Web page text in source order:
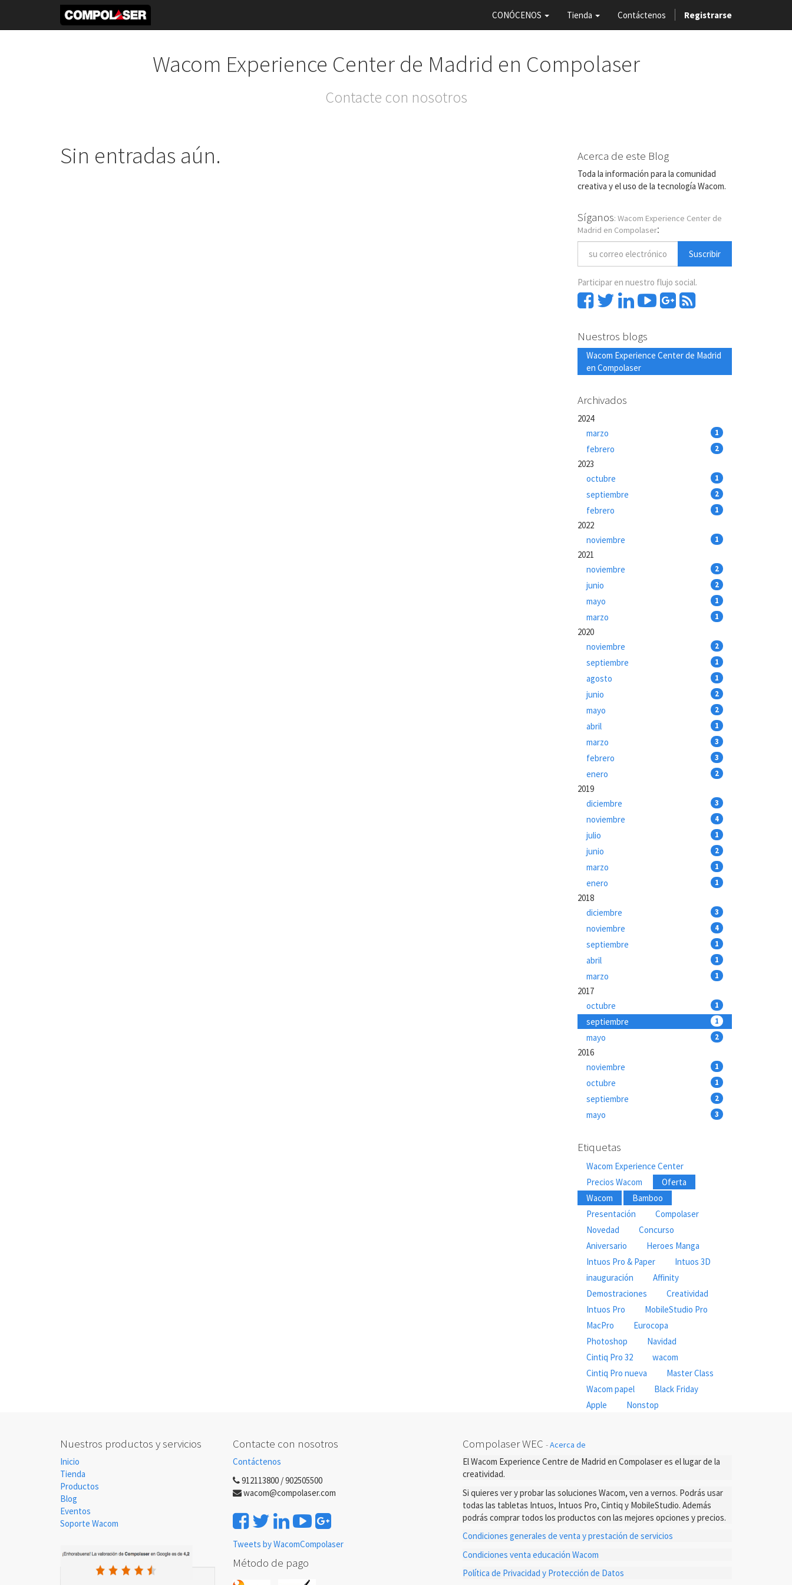
CONÓCENOS Tienda Contáctenos Registrarse
Wacom Experience Center de Madrid en Compolaser
Contacte con nosotros
Sin entradas aún. Acerca de este Blog
Toda la información para la comunidad
creativa y el uso de la tecnología Wacom.
Síganos: Wacom Experience Center de
Madrid en Compolaser:
Suscribir
Participar en nuestro flujo social.
Nuestros blogs
Wacom Experience Center de Madrid
en Compolaser
Archivados
2024
marzo
1
febrero 2
2023
octubre
1
septiembre 2
febrero 1
2022
noviembre
1
2021
noviembre
2
junio 2
mayo 1
marzo 1
2020
noviembre
2
septiembre 1
agosto 1
junio 2
mayo 2
abril 1
marzo 3
febrero 3
enero 2
2019
diciembre
3
noviembre 4
julio 1
junio 2
marzo 1
enero 1
2018
diciembre
3
noviembre 4
septiembre 1
abril 1
marzo 1
2017
octubre
1
septiembre 1
mayo 2
2016
noviembre
1
octubre 1
septiembre 2
mayo 3
Etiquetas
Wacom Experience Center
Precios Wacom
Oferta
Wacom
Bamboo
Presentación
Compolaser
Novedad
Concurso
Aniversario
Heroes Manga
Intuos Pro & Paper
Intuos 3D
inauguración
Affinity
Demostraciones
Creatividad
Intuos Pro
MobileStudio Pro
MacPro
Eurocopa
Photoshop
Navidad
Cintiq Pro 32
wacom
Cintiq Pro nueva
Master Class
Wacom papel
Black Friday
Apple
Nonstop
Nuestros productos y servicios
Inicio
Tienda
Productos
Blog
Eventos
Soporte Wacom
Contacte con nosotros
Contáctenos
912113800 / 902505500
wacom@compolaser.com
Tweets by WacomCompolaser
Método de pago
Compolaser WEC -Acerca de
El Wacom Experience Centre de Madrid en Compolaser es el lugar de la
creatividad.
Si quieres ver y probar las soluciones Wacom, ven a vernos. Podrás usar
todas las tabletas Intuos, Intuos Pro, Cintiq y MobileStudio. Además
podrás comprar todos los productos con las mejores opciones y precios.
Condiciones generales de venta y prestación de servicios
Condiciones venta educación Wacom
Política de Privacidad y Protección de Datos